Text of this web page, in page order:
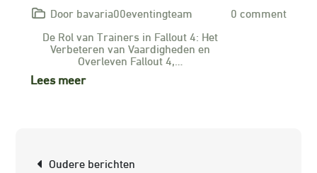
Door bavaria00eventingteam
0 comment
De Rol van Trainers in Fallout 4: Het
Verbeteren van Vaardigheden en
Overleven Fallout 4,…
Lees meer
Oudere berichten